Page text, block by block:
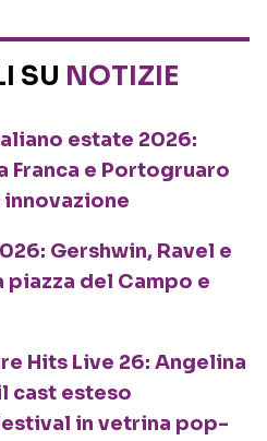
SU NOTIZIE
estate 2026:
Franca e Portogruaro
Gershwin, Ravel e
del Campo e
Hits Live 26: Angelina
cast esteso
in vetrina pop-